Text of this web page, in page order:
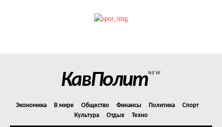
Политика конфиденциальности
КавПолитNEW
Экономика В мире Общество Финансы Политика
Спорт
Культура
Отдых Техно